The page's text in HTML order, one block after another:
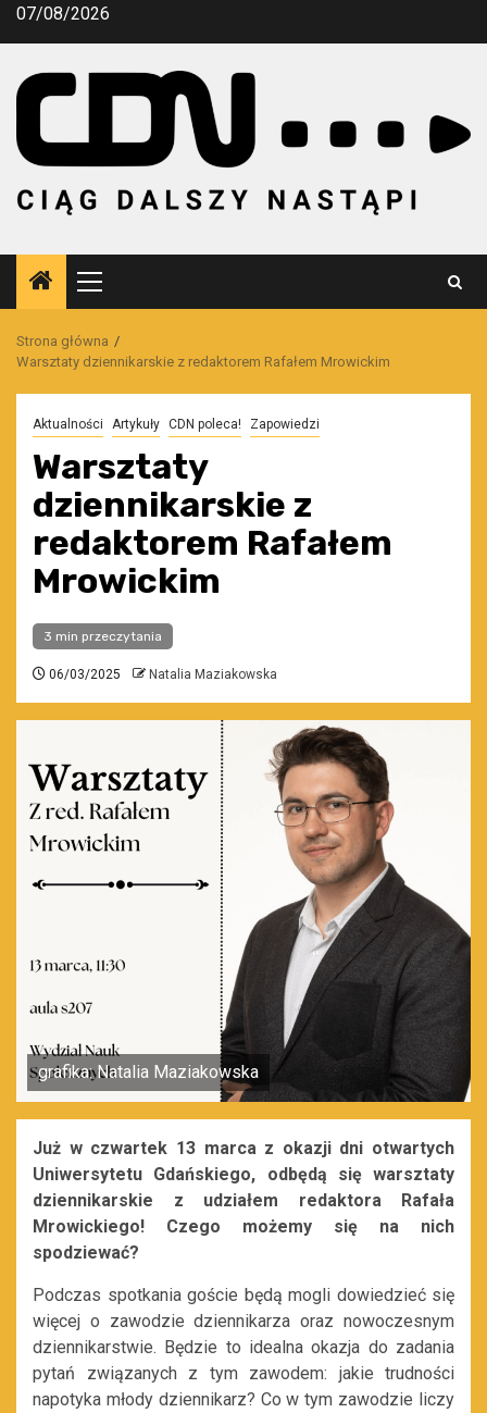
Przejdź
07/08/2026
Menu
główne
Strona główna
Warsztaty dziennikarskie z redaktorem Rafałem Mrowickim
Aktualności Artykuły CDN poleca! Zapowiedzi
Warsztaty
dziennikarskie z
redaktorem Rafałem
Mrowickim
3 min przeczytania
06/03/2025 Natalia Maziakowska
grafika: Natalia Maziakowska
Już w czwartek 13 marca z okazji dni otwartych
Uniwersytetu Gdańskiego, odbędą się warsztaty
dziennikarskie z udziałem redaktora Rafała
Mrowickiego! Czego możemy się na nich
spodziewać?
Podczas spotkania goście będą mogli dowiedzieć się
więcej o zawodzie dziennikarza oraz nowoczesnym
dziennikarstwie. Będzie to idealna okazja do zadania
pytań związanych z tym zawodem: jakie trudności
napotyka młody dziennikarz? Co w tym zawodzie liczy